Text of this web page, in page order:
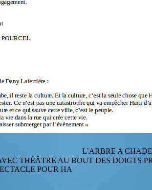
L’ARBRE A
THÉÂTRE AU BOUT DES DOIGTS
POUR HA